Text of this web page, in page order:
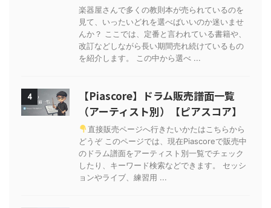
楽器屋さんで多くの教則本が売られているのを
見て、いったいどれを選べばいいのか迷いませ
んか？ ここでは、定番と言われている書籍や、
改訂などしながら長い期間売れ続けているもの
を紹介します。 この中から選べ ...
4
【Piascore】ドラム販売譜面一覧
（アーティスト別）【ピアスコア】
直接販売ページへ行きたいかたはこちらから
どうぞ このページでは、現在Piascoreで販売中
のドラム譜面をアーティスト別一覧でチェック
したり、キーワード検索などできます。 セッシ
ョンやライブ、練習用 ...